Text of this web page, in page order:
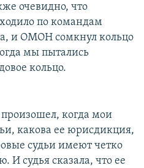
очевидно, что
по командам
и ОМОН сомкнул кольцо
мы пытались
кольцо.
когда мои
какова ее юрисдикция,
судьи имеют четко
судья сказала, что ее